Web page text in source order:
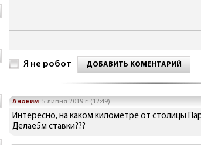
Я не робот ДОБАВИТЬ КОМЕНТАРИЙ
Аноним 5 липня 2019 г. (12:49)
Интересно, на каком километре от столицы
Делае5м ставки???